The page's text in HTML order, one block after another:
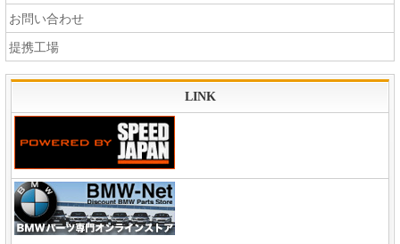
お問い合わせ
提携工場
LINK